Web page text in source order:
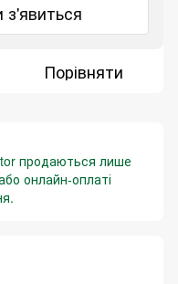
з'явиться
Порівняти
продаються лише
онлайн-оплаті